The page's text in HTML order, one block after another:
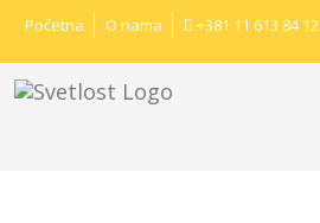
Početna O nama +381 11 613 84 12